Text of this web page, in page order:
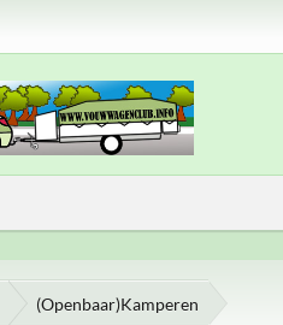
(Openbaar)Kamperen